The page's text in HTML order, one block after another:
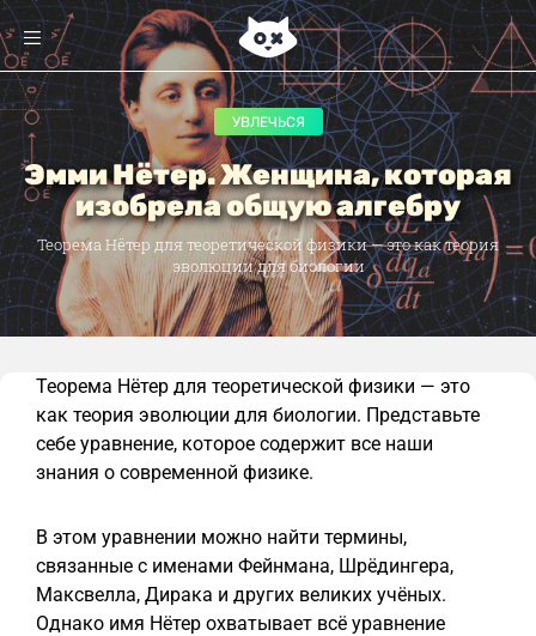
УВЛЕЧЬСЯ
Эмми Нётер. Женщина, которая
изобрела общую алгебру‍
Теорема Нётер для теоретической физики — это как теория
эволюции для биологии
Теорема Нётер для теоретической физики — это
как теория эволюции для биологии. Представьте
себе уравнение, которое содержит все наши
знания о современной физике.
В этом уравнении можно найти термины,
связанные с именами Фейнмана, Шрёдингера,
Максвелла, Дирака и других великих учёных.
Однако имя Нётер охватывает всё уравнение